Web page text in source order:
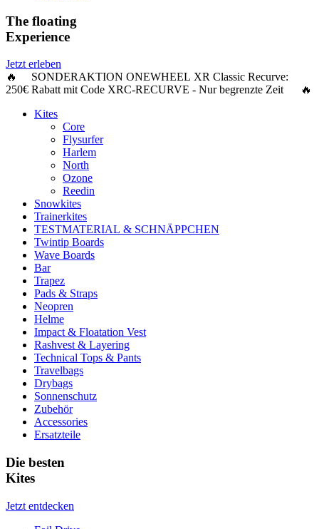
The floating
Experience
Jetzt erleben
🔥 SONDERAKTION ONEWHEEL XR Classic Recurve:
250€ Rabattmit Code XRC-RECURVE - Nur begrenzte Zeit 🔥
Kites
Core
Flysurfer
Harlem
North
Ozone
Reedin
Snowkites
Trainerkites
TESTMATERIAL & SCHNÄPPCHEN
Twintip Boards
Wave Boards
Bar
Trapez
Pads & Straps
Neopren
Helme
Impact & Floatation Vest
Rashvest & Layering
Technical Tops & Pants
Travelbags
Drybags
Sonnenschutz
Zubehör
Accessories
Ersatzteile
Die besten
Kites
Jetzt entdecken